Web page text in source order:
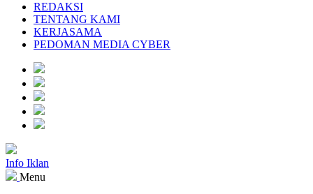
REDAKSI
TENTANG KAMI
KERJASAMA
PEDOMAN MEDIA CYBER
Info Iklan
Menu